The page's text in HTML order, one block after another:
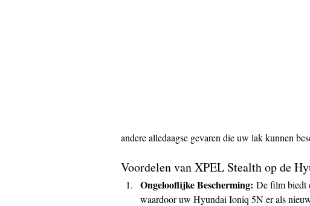
andere alledaagse gevaren die uw lak kunnen
Voordelen van XPEL Stealth op de
Ongelooflijke Bescherming: De film biedt
waardoor uw Hyundai Ioniq 5N er als